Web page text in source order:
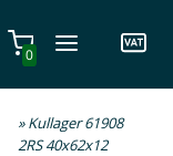
0
» Kullager 61908
2RS 40x62x12